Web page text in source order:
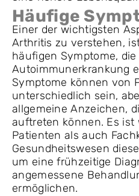
Häufige
Einer der wichtigsten
Arthritis zu verstehen,
häufigen Symptome,
Autoimmunerkrankung
Symptome können von
unterschiedlich sein,
allgemeine Anzeichen,
auftreten können. Es ist
Patienten als auch
Gesundheitswesen
um eine frühzeitige
angemessene
ermöglichen.